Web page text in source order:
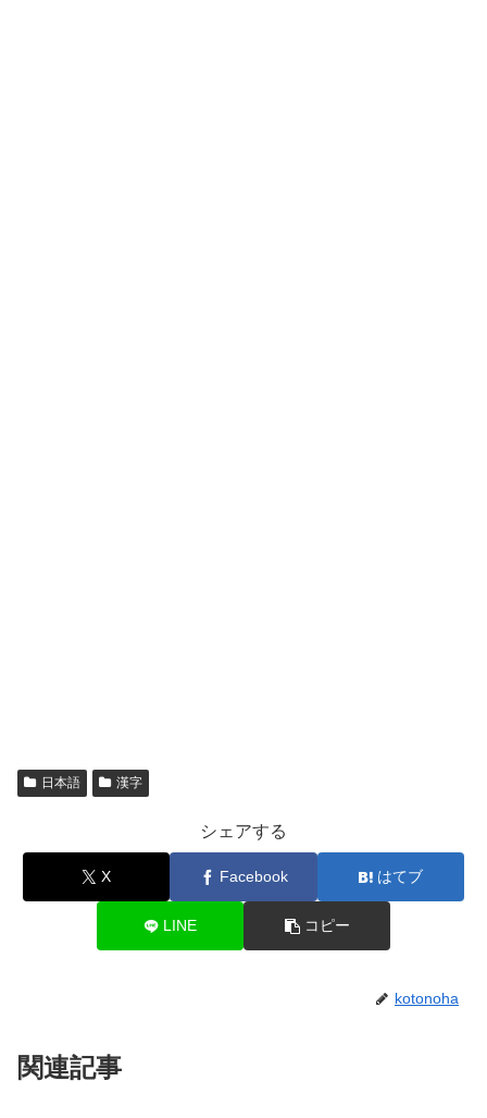
日本語 漢字
シェアする
X Facebook はてブ
LINE コピー
kotonoha
関連記事